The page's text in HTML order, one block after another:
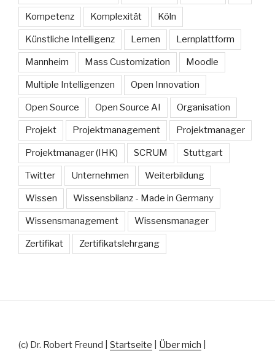
Kompetenz Komplexität Köln
Künstliche Intelligenz Lernen Lernplattform
Mannheim Mass Customization Moodle
Multiple Intelligenzen Open Innovation
Open Source Open Source AI Organisation
Projekt Projektmanagement Projektmanager
Projektmanager (IHK) SCRUM Stuttgart
Twitter Unternehmen Weiterbildung
Wissen Wissensbilanz - Made in Germany
Wissensmanagement Wissensmanager
Zertifikat Zertifikatslehrgang
(c) Dr. Robert Freund | Startseite Über mich